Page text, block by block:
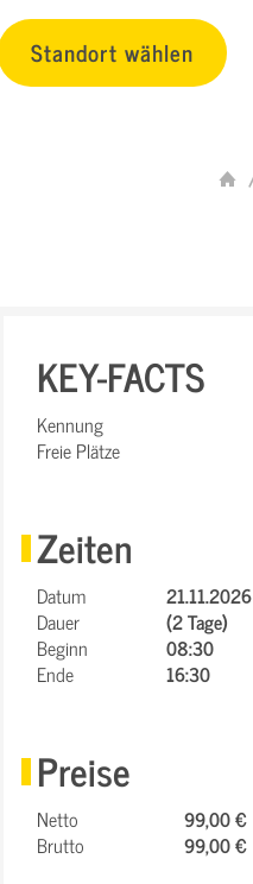
Standort wählen
KEY-FACTS
Kennung
Freie Plätze
Zeiten
Datum
21.11.2026
Dauer
(2 Tage)
Beginn
08:30
Ende
16:30
Preise
Netto
99,00 €
Brutto
99,00 €